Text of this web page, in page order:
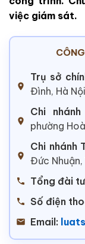
việc giám sát.
Trụ sở
Đình, Hà
Chi
phường
Chi nhánh
Đức Nhuận,
Tổng đài
Số điện
Email: